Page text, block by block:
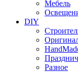
Мебель
DIY
Разное